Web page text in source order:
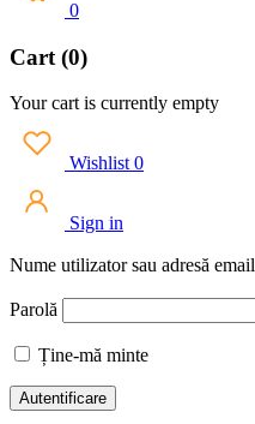
0
Cart (0)
Your cart is currently empty
Wishlist 0
Sign in
Nume utilizator sau adresă email
Parolă
Ține-mă minte